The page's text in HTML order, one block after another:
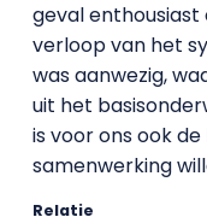
geval
verloop van het
was aanwezig,
uit het
is voor ons ook
samenwerking
Relatie